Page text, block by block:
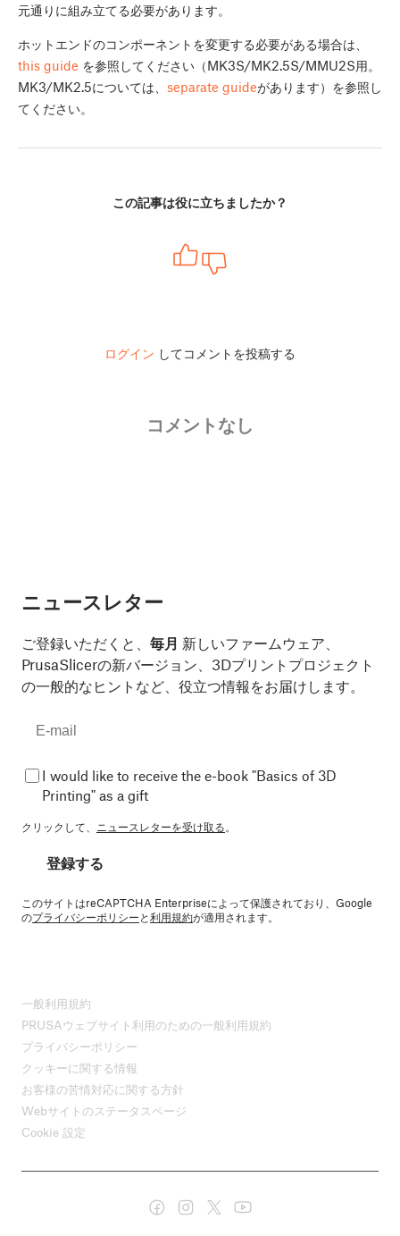
元通りに組み立てる必要があります。
ホットエンドのコンポーネントを変更する必要がある場合は、
this guide を参照してください（MK3S/MK2.5S/MMU2S用。
MK3/MK2.5については、 separate guideがあります）を参照し
てください。
この記事は役に立ちましたか？
ログイン してコメントを投稿する
コメントなし
ニュースレター
ご登録いただくと、 毎月 新しいファームウェア、
PrusaSlicerの新バージョン、3Dプリントプロジェクト
の一般的なヒントなど、役立つ情報をお届けします。
I would like to receive the e-book "Basics of 3D
Printing" as a gift
クリックして、 ニュースレターを受け取る。
登録する
このサイトはreCAPTCHA Enterpriseによって保護されており、Google
のプライバシーポリシーと利用規約が適用されます。
一般利用規約
PRUSAウェブサイト利用のための一般利用規約
プライバシーポリシー
クッキーに関する情報
お客様の苦情対応に関する方針
Webサイトのステータスページ
Cookie 設定